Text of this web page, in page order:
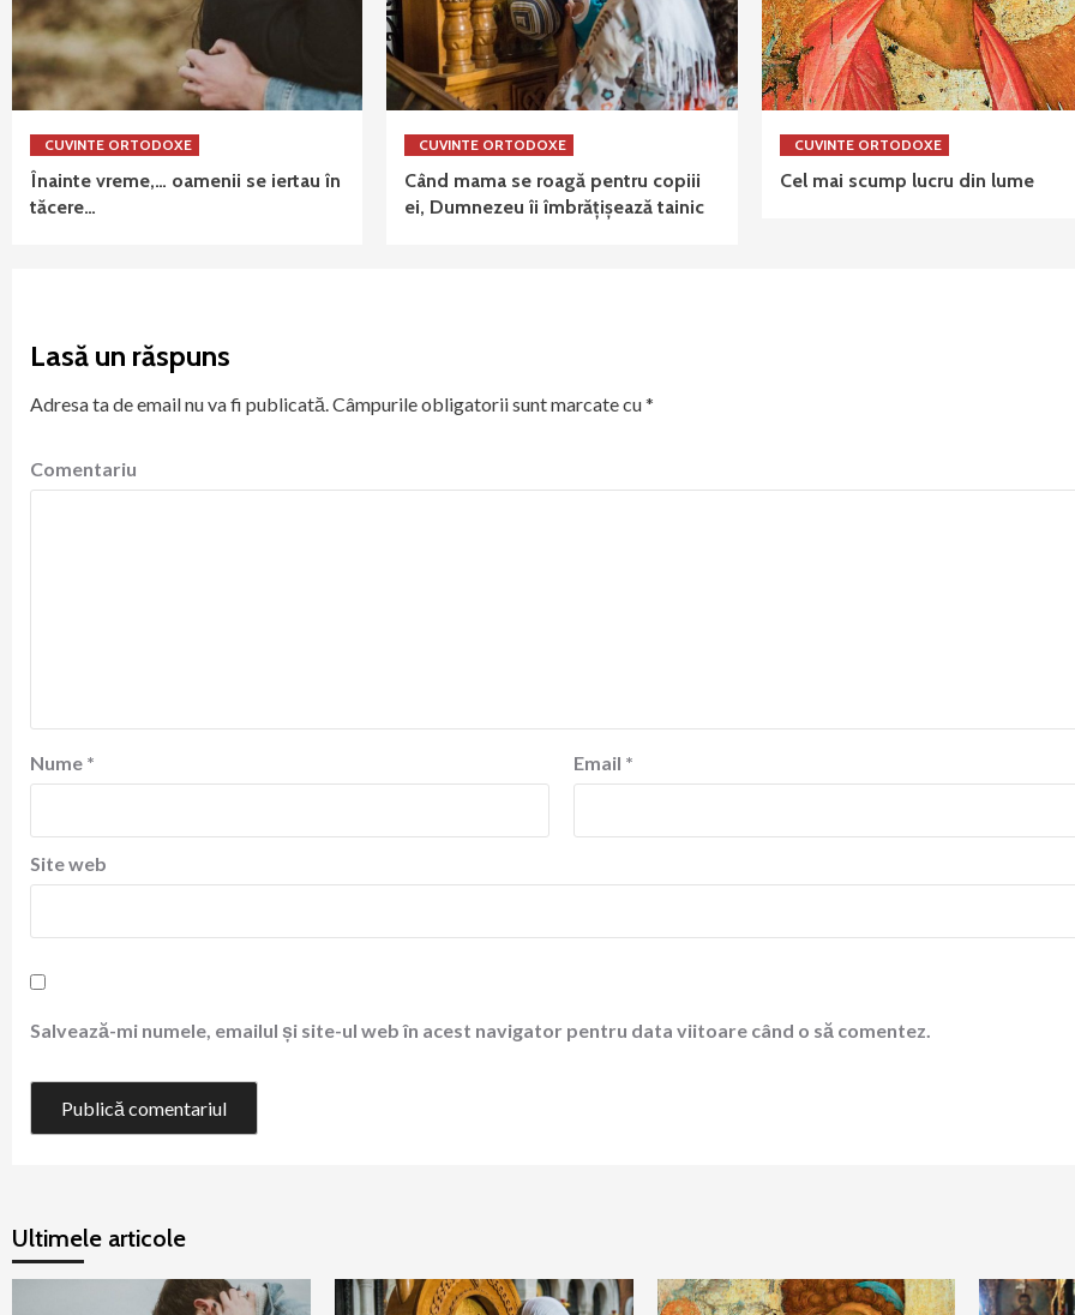
CUVINTE ORTODOXE
Înainte vreme,… oamenii se iertau în
tăcere…
CUVINTE ORTODOXE
Când mama se roagă pentru copiii
ei, Dumnezeu îi îmbrățișează tainic
CUVINTE ORTODOXE
Cel mai scump lucru din lume
Lasă un răspuns
Adresa ta de email nu va fi publicată.Câmpurile obligatorii sunt marcate cu*
Comentariu
Nume * Email *
Site web
Salvează-mi numele, emailul și site-ul web în acest navigator pentru data viitoare când o să comentez.
Ultimele articole